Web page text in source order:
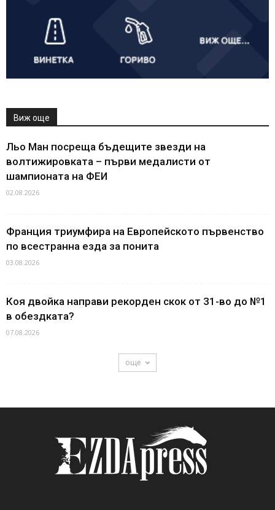
Виж още
Льо Ман посреща бъдещите звезди на
волтижировката – първи медалисти от
шампионата на ФЕИ
02.08.2026
Франция триумфира на Европейското първенство
по всестранна езда за понита
03.08.2026
Коя двойка направи рекорден скок от 31-во до №1
в обездката?
07.08.2026
още